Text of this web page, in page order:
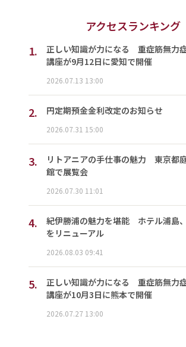
アクセスランキング
1.
正しい知識が力になる 重症筋無力
講座が9月12日に愛知で開催
2026.07.13 13:00
2. 円定期預金金利改定のお知らせ
2026.07.31 15:00
3.
リトアニアの手仕事の魅力 東京都
館で展覧会
2026.07.30 11:01
4.
紀伊勝浦の魅力を堪能 ホテル浦島
をリニューアル
2026.08.03 09:41
5.
正しい知識が力になる 重症筋無力
講座が10月3日に熊本で開催
2026.07.27 13:00